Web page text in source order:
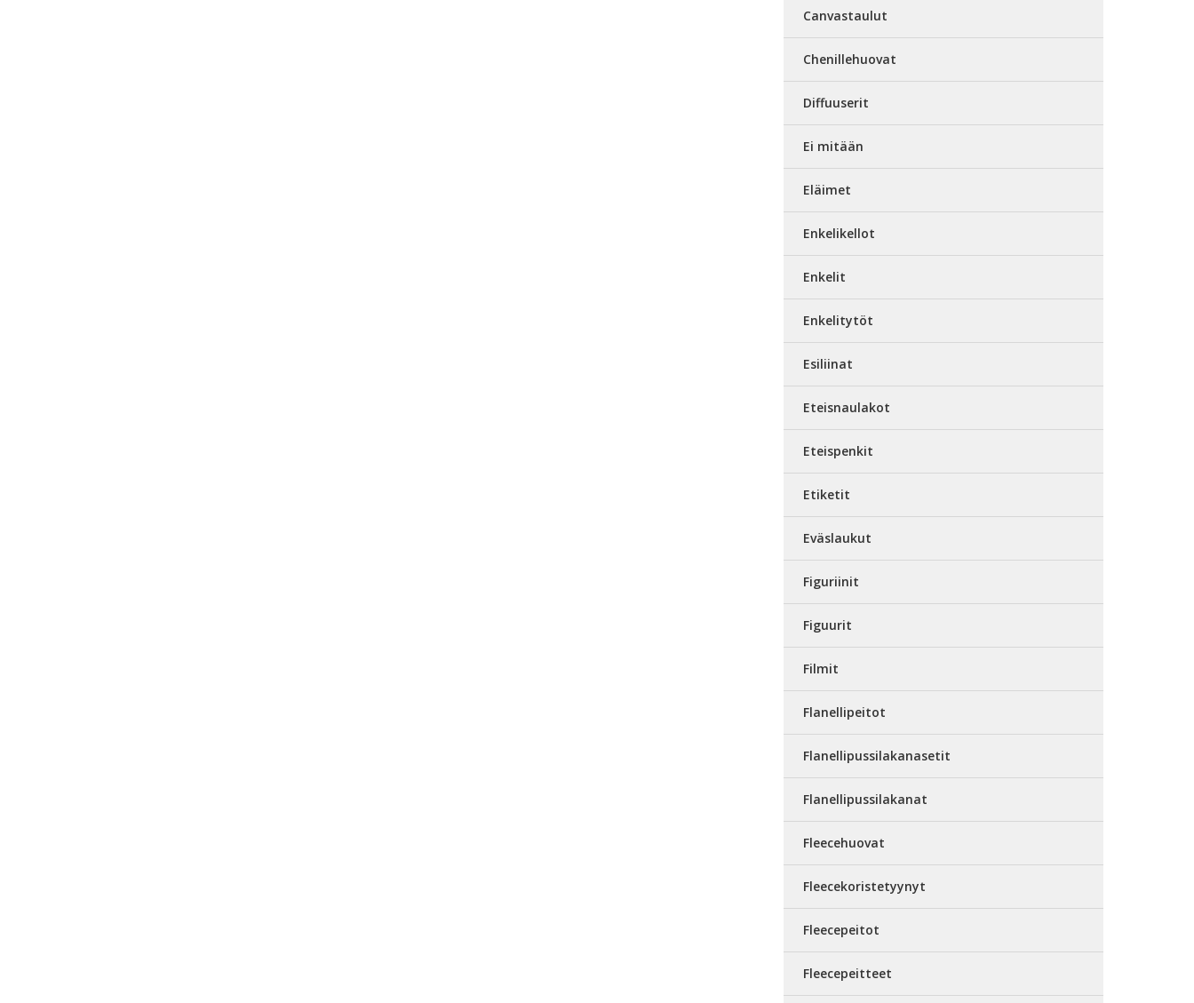
Canvastaulut
Chenillehuovat
Diffuuserit
Ei mitään
Eläimet
Enkelikellot
Enkelit
Enkelitytöt
Esiliinat
Eteisnaulakot
Eteispenkit
Etiketit
Eväslaukut
Figuriinit
Figuurit
Filmit
Flanellipeitot
Flanellipussilakanasetit
Flanellipussilakanat
Fleecehuovat
Fleecekoristetyynyt
Fleecepeitot
Fleecepeitteet